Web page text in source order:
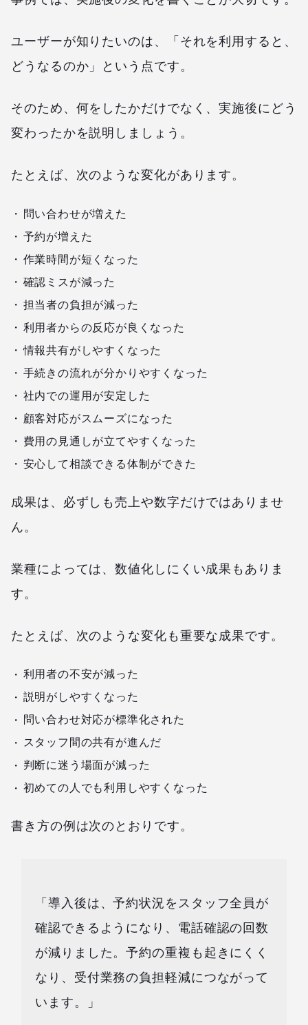
ユーザーが知りたいのは、「それを利用すると、
どうなるのか」という点です。
そのため、何をしたかだけでなく、実施後にどう
変わったかを説明しましょう。
たとえば、次のような変化があります。
問い合わせが増えた
予約が増えた
作業時間が短くなった
確認ミスが減った
担当者の負担が減った
利用者からの反応が良くなった
情報共有がしやすくなった
手続きの流れが分かりやすくなった
社内での運用が安定した
顧客対応がスムーズになった
費用の見通しが立てやすくなった
安心して相談できる体制ができた
成果は、必ずしも売上や数字だけではありませ
ん。
業種によっては、数値化しにくい成果もありま
す。
たとえば、次のような変化も重要な成果です。
利用者の不安が減った
説明がしやすくなった
問い合わせ対応が標準化された
スタッフ間の共有が進んだ
判断に迷う場面が減った
初めての人でも利用しやすくなった
書き方の例は次のとおりです。
「導入後は、予約状況をスタッフ全員が
確認できるようになり、電話確認の回数
が減りました。予約の重複も起きにくく
なり、受付業務の負担軽減につながって
います。」